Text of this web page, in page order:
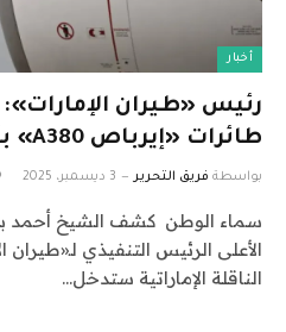
أخبار
رئيس «طيران
طائرات «إيرباص A380» بأسطول جديد
بواسطة فريق التحرير 3 ديسمبر، 2025
سماء الوطن كشف الشيخ أحمد
الأعلى الرئيس التنفيذي لـ«طيران
الناقلة الإماراتية ستدخل…